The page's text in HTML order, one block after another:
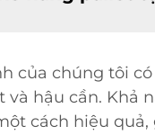
của chúng tôi
và hậu cần.
cách hiệu